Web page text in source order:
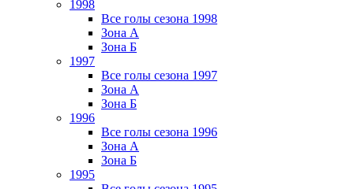
1998
Все голы сезона 1998
Зона А
Зона Б
1997
Все голы сезона 1997
Зона А
Зона Б
1996
Все голы сезона 1996
Зона А
Зона Б
1995